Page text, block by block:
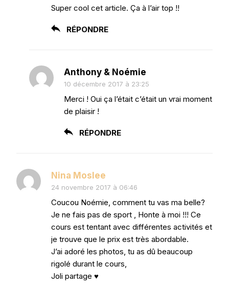
Super cool cet article. Ça à l’air top !!
RÉPONDRE
Anthony & Noémie
10 décembre 2017 à 23:25
Merci ! Oui ça l’était c’était un vrai moment
de plaisir !
RÉPONDRE
Nina Moslee
24 novembre 2017 à 06:46
Coucou Noémie, comment tu vas ma belle?
Je ne fais pas de sport , Honte à moi !!! Ce
cours est tentant avec différentes activités et
je trouve que le prix est très abordable.
J’ai adoré les photos, tu as dû beaucoup
rigolé durant le cours,
Joli partage ♥